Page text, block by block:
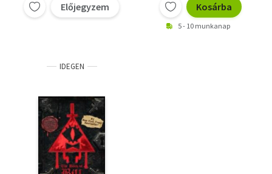
Előjegyzem Kosárba
5 - 10 munkanap
IDEGEN